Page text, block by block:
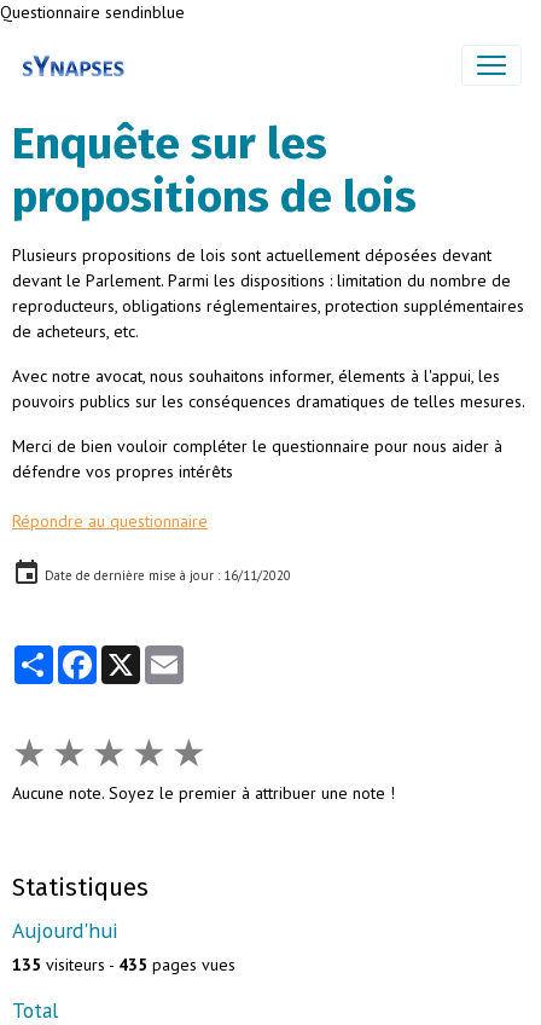
Questionnaire sendinblue
Enquête sur les
propositions de lois
Plusieurs propositions de lois sont actuellement déposées devant
devant le Parlement. Parmi les dispositions : limitation du nombre de
reproducteurs, obligations réglementaires, protection supplémentaires
de acheteurs, etc.
Avec notre avocat, nous souhaitons informer, élements à l'appui, les
pouvoirs publics sur les conséquences dramatiques de telles mesures.
Merci de bien vouloir compléter le questionnaire pour nous aider à
défendre vos propres intérêts
Répondre au questionnaire
Date de dernière mise à jour : 16/11/2020
PartagerFacebook
X
★ ★ ★ ★ ★
Aucune note. Soyez le premier à attribuer une note !
Statistiques
Aujourd'hui
135 visiteurs - 435 pages vues
Total